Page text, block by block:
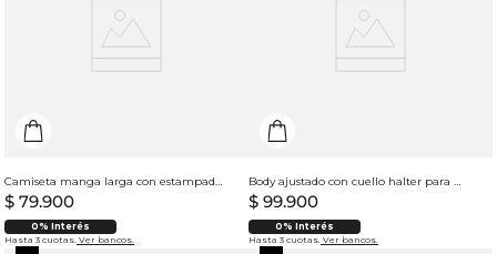
Camiseta manga larga con estampado para mujer
$ 79.900
0% Interés
Hasta 3 cuotas. Ver bancos.
Body ajustado con cuello halter para mujer
$ 99.900
0% Interés
Hasta 3 cuotas. Ver bancos.